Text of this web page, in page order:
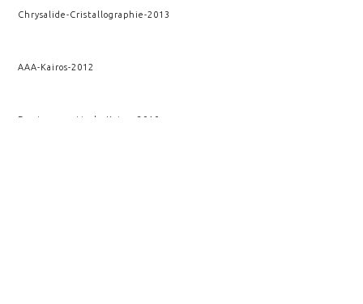
Chrysalide-Cristallographie-2013
AAA-Kairos-2012
Fracture verticale Kairos -2010